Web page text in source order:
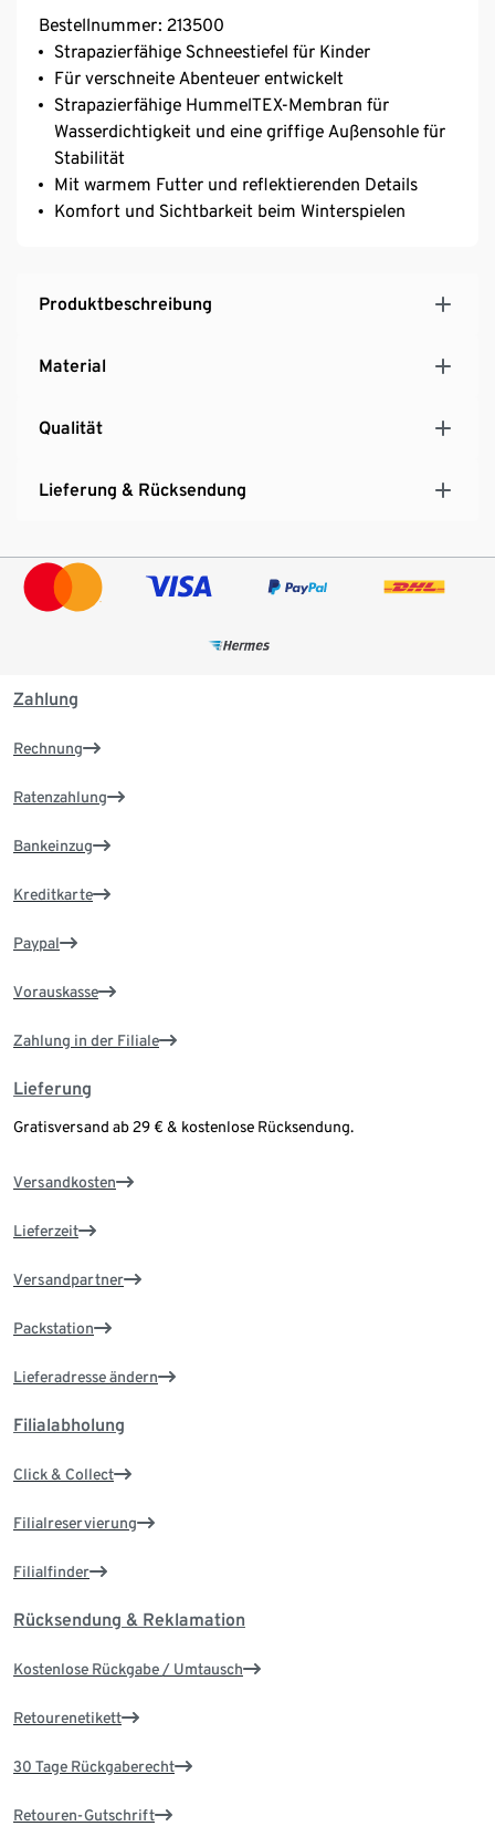
Bestellnummer: 213500
Strapazierfähige Schneestiefel für Kinder
Für verschneite Abenteuer entwickelt
Strapazierfähige HummelTEX-Membran für
Wasserdichtigkeit und eine griffige Außensohle für
Stabilität
Mit warmem Futter und reflektierenden Details
Komfort und Sichtbarkeit beim Winterspielen
Produktbeschreibung
Material
Qualität
Lieferung & Rücksendung
Zahlung
Rechnung
Ratenzahlung
Bankeinzug
Kreditkarte
Paypal
Vorauskasse
Zahlung in der Filiale
Lieferung
Gratisversand ab 29 € & kostenlose Rücksendung.
Versandkosten
Lieferzeit
Versandpartner
Packstation
Lieferadresse ändern
Filialabholung
Click & Collect
Filialreservierung
Filialfinder
Rücksendung & Reklamation
Kostenlose Rückgabe / Umtausch
Retourenetikett
30 Tage Rückgaberecht
Retouren-Gutschrift